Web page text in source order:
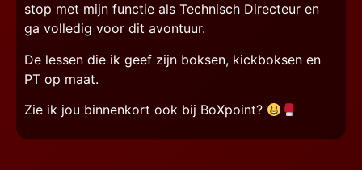
stop met mijn functie als Technisch Directeur en
ga volledig voor dit avontuur.
De lessen die ik geef zijn boksen, kickboksen en
PT op maat.
Zie ik jou binnenkort ook bij BoXpoint?